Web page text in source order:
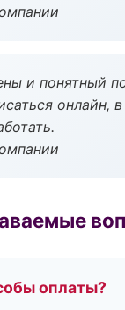
и понятный
онлайн, в
оплаты?